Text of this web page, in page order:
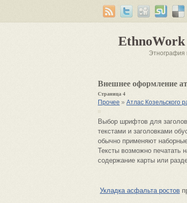
EthnoWork
Этнография
Внешнее оформление
Страница 4
Прочее » Атлас Козельского
Выбор шрифтов для
текстами и заголовками
обычно применяют
Тексты возможно печатать
содержание карты или
Укладка асфальта ростов